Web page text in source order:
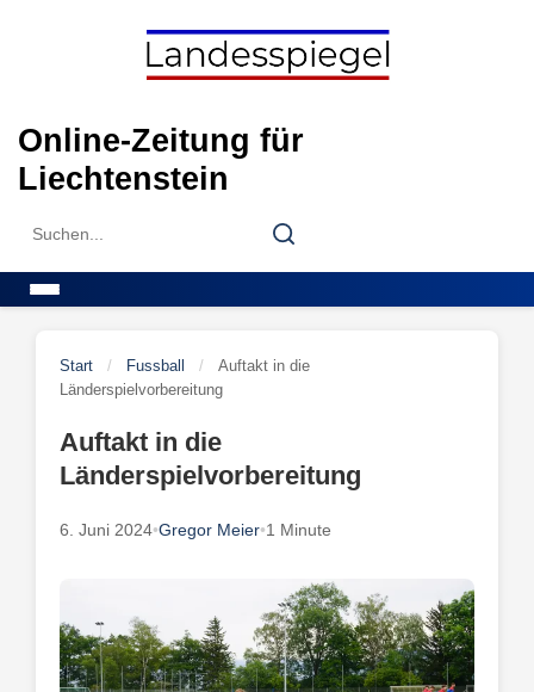
Online-Zeitung für
Liechtenstein
Search
Search
Start / Fussball /
Auftakt in die
Länderspielvorbereitung
Auftakt in die
Länderspielvorbereitung
6. Juni 2024•Gregor Meier•1 Minute